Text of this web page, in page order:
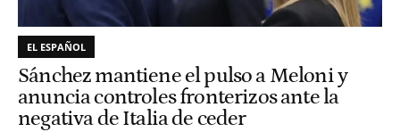
EL ESPAÑOL
Sánchez mantiene el pulso a Meloni y
anuncia controles fronterizos ante la
negativa de Italia de ceder